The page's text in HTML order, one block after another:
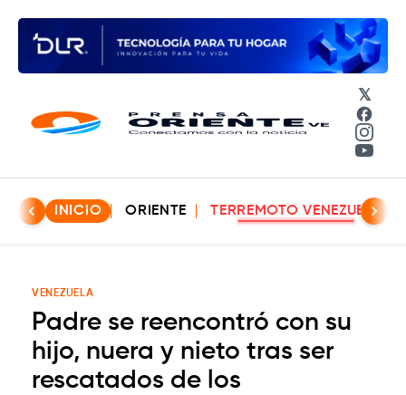
𝕏
INICIO ORIENTE TERREMOTO VENEZUELA
VENEZUELA
Padre se reencontró con su
hijo, nuera y nieto tras ser
rescatados de los